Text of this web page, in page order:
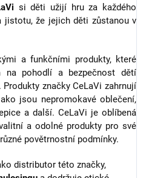
si děti užijí hru za každého
že jejich děti zůstanou v
a funkčními produkty, které
na pohodlí a bezpečnost dětí
značky CeLaVi zahrnují
jsou nepromokavé oblečení,
a další. CeLaVi je oblíbená
a odolné produkty pro své
povětrnostní podmínky.
distributor této značky,